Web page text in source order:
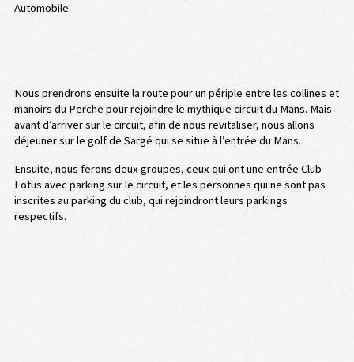
Automobile.
Nous prendrons ensuite la route pour un périple entre les collines et
manoirs du Perche pour rejoindre le mythique circuit du Mans. Mais
avant d’arriver sur le circuit, afin de nous revitaliser, nous allons
déjeuner sur le golf de Sargé qui se situe à l’entrée du Mans.
Ensuite, nous ferons deux groupes, ceux qui ont une entrée Club
Lotus avec parking sur le circuit, et les personnes qui ne sont pas
inscrites au parking du club, qui rejoindront leurs parkings
respectifs.